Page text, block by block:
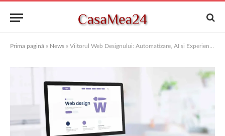
Prima pagină » News » Viitorul Web Designului: Automatizare, AI și Experiență Umană